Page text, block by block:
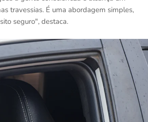
travessias. É uma abordagem simples,
seguro", destaca.